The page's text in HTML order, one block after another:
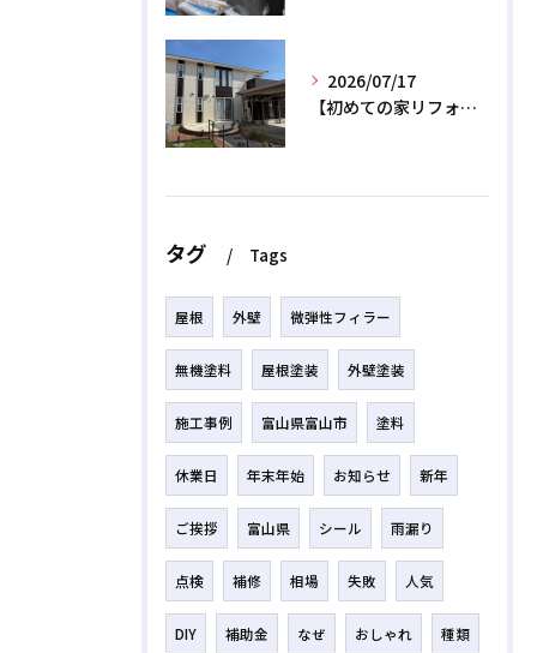
2026/07/17
【初めての家リフォーム】外壁塗装の正しい時期と相場費用を解説
タグ Tags
屋根 外壁 微弾性フィラー
無機塗料 屋根塗装 外壁塗装
施工事例 富山県富山市 塗料
休業日 年末年始 お知らせ 新年
ご挨拶 富山県 シール 雨漏り
点検 補修 相場 失敗 人気
DIY 補助金 なぜ おしゃれ 種類